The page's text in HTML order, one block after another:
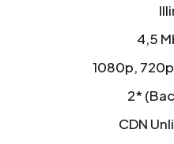
4,5
1080p,
2*
CDN